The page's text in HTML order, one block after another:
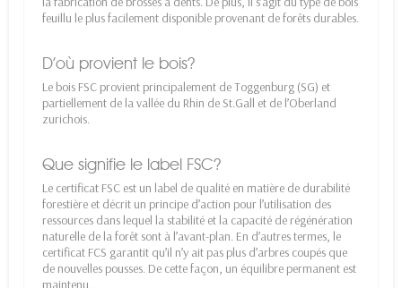
feuillu le plus facilement disponible provenant de forêts durables.
D’où provient le bois?
Le bois FSC provient principalement de Toggenburg (SG) et
partiellement de la vallée du Rhin de St.Gall et de l’Oberland
zurichois.
Que signifie le label FSC?
Le certificat FSC est un label de qualité en matière de durabilité
forestière et décrit un principe d’action pour l’utilisation des
ressources dans lequel la stabilité et la capacité de régénération
naturelle de la forêt sont à l’avant-plan. En d’autres termes, le
certificat FCS garantit qu’il n’y ait pas plus d’arbres coupés que
de nouvelles pousses. De cette façon, un équilibre permanent est